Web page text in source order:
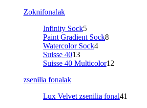
Zoknifonalak
Infinity Sock5
Paint Gradient Sock8
Watercolor Sock4
Suisse 4013
Suisse 40 Multicolor12
zsenilia fonalak
Lux Velvet zsenilia fonal41